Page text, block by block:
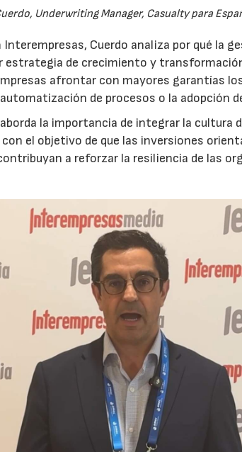
Underwriting Manager, Casualty para
Cuerdo analiza por qué la
estrategia de crecimiento y
afrontar con mayores garantías
de procesos o la adopción
la importancia de integrar la cultura
el objetivo de que las inversiones
a reforzar la resiliencia de las